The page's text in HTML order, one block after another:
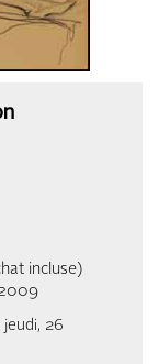
incluse)
jeudi, 26